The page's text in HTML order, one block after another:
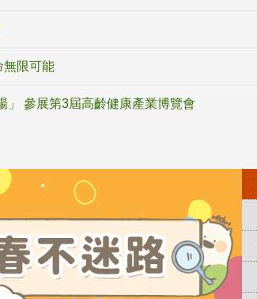
無限可能
」 參展第3屆高齡健康產業博覽會